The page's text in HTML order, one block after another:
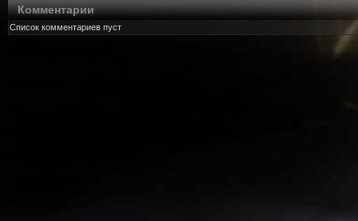
Комментарии
Список комментариев пуст